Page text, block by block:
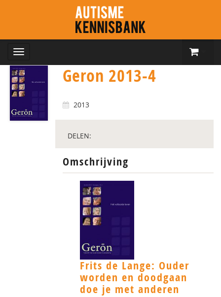
Geron 2013-4
2013
DELEN:
Omschrijving
Frits de Lange: Ouder
worden en doodgaan
doe je met anderen